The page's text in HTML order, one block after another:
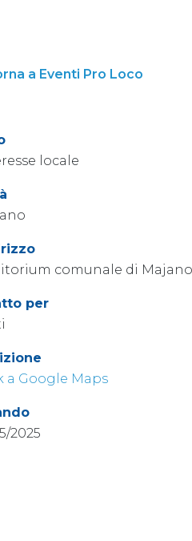
a Eventi Pro Loco
locale
comunale di Majano
per
a Google Maps
2025